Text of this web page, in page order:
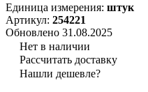
Единица измерения: штук
Артикул: 254221
Обновлено 31.08.2025
Нет в наличии
Рассчитать доставку
Нашли дешевле?